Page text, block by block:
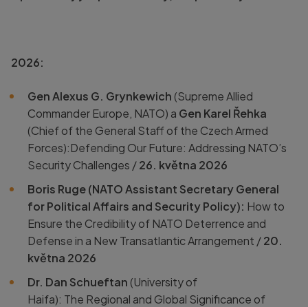
2026:
Gen Alexus G. Grynkewich (Supreme Allied
Commander Europe, NATO) a Gen Karel Řehka
(Chief of the General Staff of the Czech Armed
Forces):Defending Our Future: Addressing NATO’s
Security Challenges /26. května 2026
Boris Ruge (NATO Assistant Secretary General
for Political Affairs and Security Policy): How to
Ensure the Credibility of NATO Deterrence and
Defense in a New Transatlantic Arrangement /20.
května 2026
Dr. Dan Schueftan (University of
Haifa): The Regional and Global Significance of